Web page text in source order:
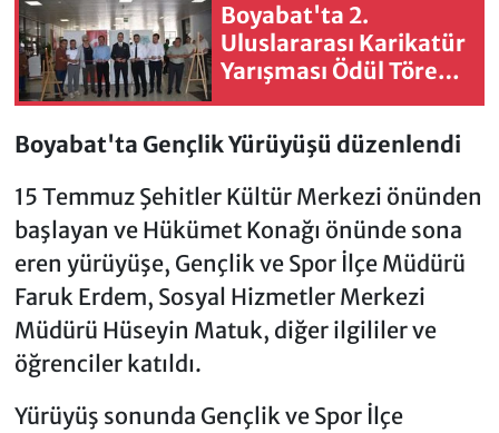
Boyabat'ta 2.
Uluslararası Karikatür
Yarışması Ödül Töreni
düzenlendi
Boyabat'ta Gençlik Yürüyüşü düzenlendi
15 Temmuz Şehitler Kültür Merkezi önünden
başlayan ve Hükümet Konağı önünde sona
eren yürüyüşe, Gençlik ve Spor İlçe Müdürü
Faruk Erdem, Sosyal Hizmetler Merkezi
Müdürü Hüseyin Matuk, diğer ilgililer ve
öğrenciler katıldı.
Yürüyüş sonunda Gençlik ve Spor İlçe